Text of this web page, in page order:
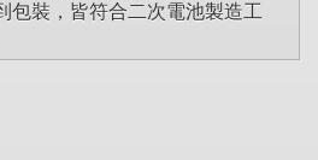
包裝，皆符合二次電池製造工